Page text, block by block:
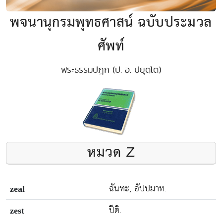
พจนานุกรมพุทธศาสน์ ฉบับประมวล
ศัพท์
พระธรรมปิฎก (ป. อ. ปยุตฺโต)
หมวด Z
zeal ฉันทะ, อัปปมาท.
zest ปีติ.